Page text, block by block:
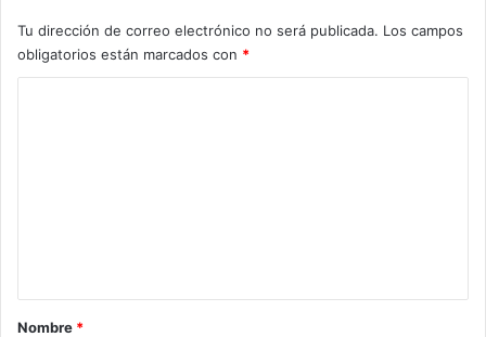
Tu dirección de correo electrónico no será publicada. Los campos
obligatorios están marcados con *
rNombre *